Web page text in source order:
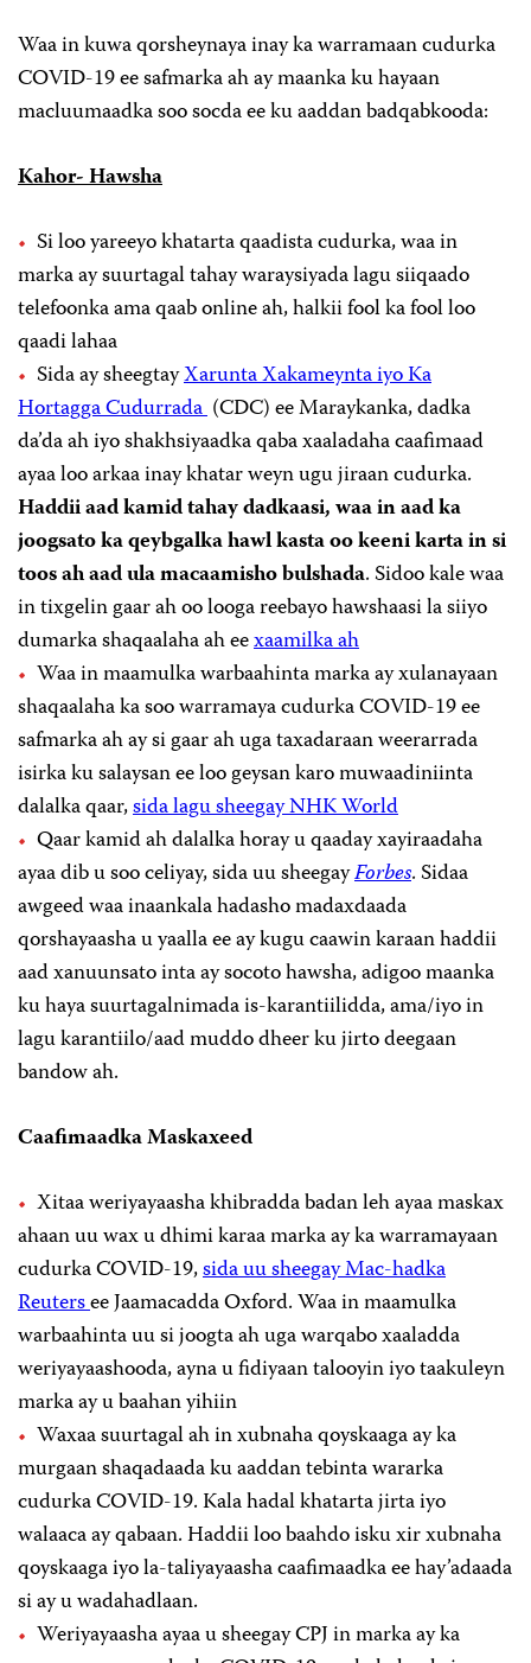
Waa in kuwa qorsheynaya inay ka warramaan cudurka
COVID-19 ee safmarka ah ay maanka ku hayaan
macluumaadka soo socda ee ku aaddan badqabkooda:
Kahor- Hawsha
Si loo yareeyo khatarta qaadista cudurka, waa in
marka ay suurtagal tahay waraysiyada lagu siiqaado
telefoonka ama qaab online ah, halkii fool ka fool loo
qaadi lahaa
Sida ay sheegtayXarunta Xakameynta iyo Ka
Hortagga Cudurrada(CDC) ee Maraykanka, dadka
da’da ah iyo shakhsiyaadka qaba xaaladaha caafimaad
ayaa loo arkaa inay khatar weyn ugu jiraan cudurka.
Haddii aad kamid tahay dadkaasi, waa in aad ka
joogsato ka qeybgalka hawl kasta oo keeni karta in si
toos ah aad ula macaamisho bulshada. Sidoo kale waa
in tixgelin gaar ah oo looga reebayo hawshaasi la siiyo
dumarka shaqaalaha ah eexaamilka ah
Waa in maamulka warbaahinta marka ay xulanayaan
shaqaalaha ka soo warramaya cudurka COVID-19 ee
safmarka ah ay si gaar ah uga taxadaraan weerarrada
isirka ku salaysan ee loo geysan karo muwaadiniinta
dalalka qaar,sida lagu sheegay NHK World
Qaar kamid ah dalalka horay u qaaday xayiraadaha
ayaa dib u soo celiyay, sida uu sheegayForbes. Sidaa
awgeed waa inaankala hadasho madaxdaada
qorshayaasha u yaalla ee ay kugu caawin karaan haddii
aad xanuunsato inta ay socoto hawsha, adigoo maanka
ku haya suurtagalnimada is-karantiilidda, ama/iyo in
lagu karantiilo/aad muddo dheer ku jirto deegaan
bandow ah.
Caafimaadka Maskaxeed
Xitaa weriyayaasha khibradda badan leh ayaa maskax
ahaan uu wax u dhimi karaa marka ay ka warramayaan
cudurka COVID-19,sida uu sheegay Mac-hadka
Reutersee Jaamacadda Oxford. Waa in maamulka
warbaahinta uu si joogta ah uga warqabo xaaladda
weriyayaashooda, ayna u fidiyaan talooyin iyo taakuleyn
marka ay u baahan yihiin
Waxaa suurtagal ah in xubnaha qoyskaaga ay ka
murgaan shaqadaada ku aaddan tebinta wararka
cudurka COVID-19. Kala hadal khatarta jirta iyo
walaaca ay qabaan. Haddii loo baahdo isku xir xubnaha
qoyskaaga iyo la-taliyayaasha caafimaadka ee hay’adaada
si ay u wadahadlaan.
Weriyayaasha ayaa u sheegay CPJ in marka ay ka